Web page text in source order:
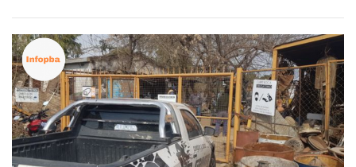
ECONOMÍA Y NEGOCIOS
ULTIMAS NOTICIAS
TEMAS DESTACADOS
TECNOLOGÍA
SERVICIOS